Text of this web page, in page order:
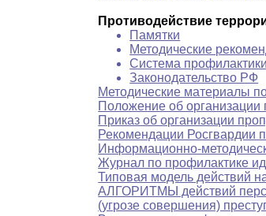
Противодействие
Памятки
Методические
Система профилактики
Законодательство РФ
Методические материалы
Положение об организации
Приказ об организации
Рекомендации Росгвардии
Информационно-
Журнал по профилактике
Типовая модель действий
АЛГОРИТМЫ действий
(угрозе совершения)